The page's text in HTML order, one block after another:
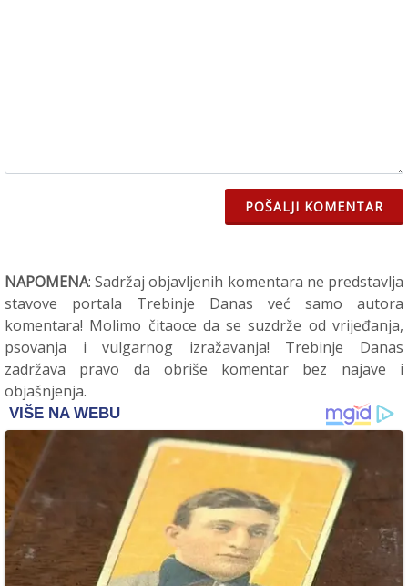
POŠALJI KOMENTAR
NAPOMENA: Sadržaj objavljenih komentara ne predstavlja
stavove portala Trebinje Danas već samo autora
komentara! Molimo čitaoce da se suzdrže od vrijeđanja,
psovanja i vulgarnog izražavanja! Trebinje Danas
zadržava pravo da obriše komentar bez najave i
objašnjenja.